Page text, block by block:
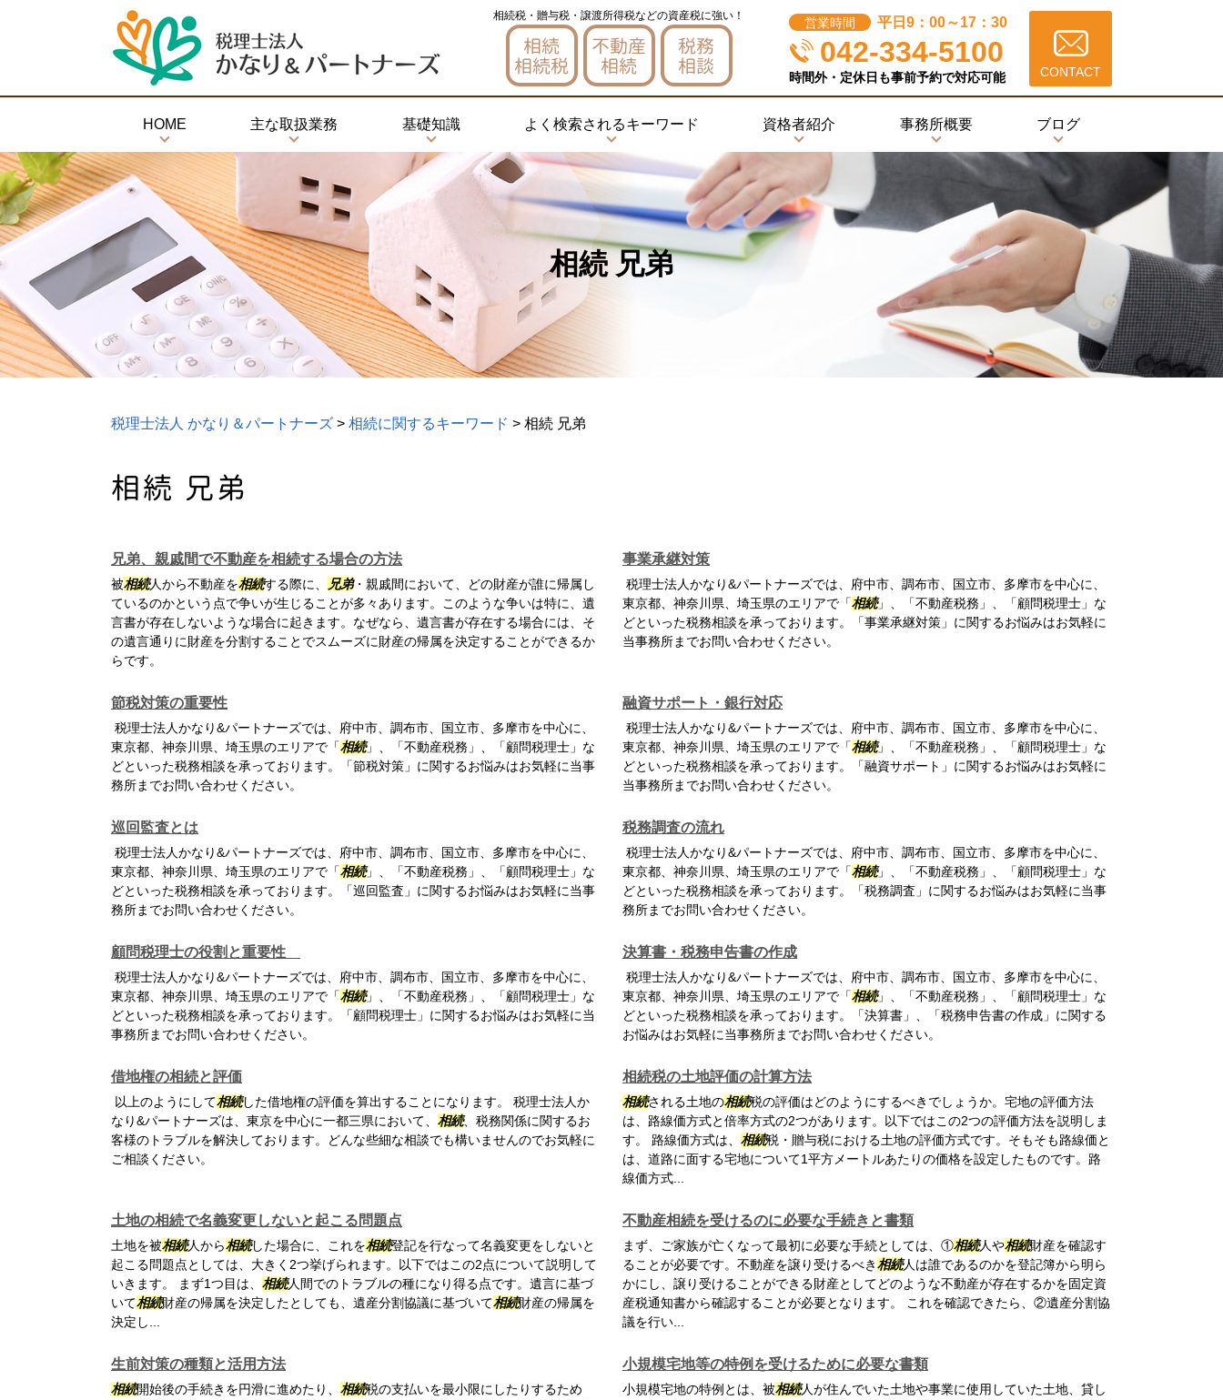
相続 兄弟
相続税・贈与税・譲渡所得税などの資産税に強い！
相続
相続税
不動産
相続
税務
相談
営業時間 平日9：00～17：30
042-334-5100
時間外・定休日も事前予約で対応可能 CONTACT
HOME 主な取扱業務 基礎知識 よく検索されるキーワード 資格者紹介 事務所概要 ブログ
税理士法人 かなり＆パートナーズ > 相続に関するキーワード > 相続 兄弟
相続 兄弟
兄弟、親戚間で不動産を相続する場合の方法
被相続人から不動産を相続する際に、 兄弟・親戚間において、どの財産が誰に帰属し
ているのかという点で争いが生じることが多々あります。このような争いは特に、遺
言書が存在しないような場合に起きます。なぜなら、遺言書が存在する場合には、そ
の遺言通りに財産を分割することでスムーズに財産の帰属を決定することができるか
らです。
事業承継対策
税理士法人かなり&パートナーズでは、府中市、調布市、国立市、多摩市を中心に、
東京都、神奈川県、埼玉県のエリアで「相続」、「不動産税務」、「顧問税理士」な
どといった税務相談を承っております。「事業承継対策」に関するお悩みはお気軽に
当事務所までお問い合わせください。
節税対策の重要性
税理士法人かなり&パートナーズでは、府中市、調布市、国立市、多摩市を中心に、
東京都、神奈川県、埼玉県のエリアで「相続」、「不動産税務」、「顧問税理士」な
どといった税務相談を承っております。「節税対策」に関するお悩みはお気軽に当事
務所までお問い合わせください。
融資サポート・銀行対応
税理士法人かなり&パートナーズでは、府中市、調布市、国立市、多摩市を中心に、
東京都、神奈川県、埼玉県のエリアで「相続」、「不動産税務」、「顧問税理士」な
どといった税務相談を承っております。「融資サポート」に関するお悩みはお気軽に
当事務所までお問い合わせください。
巡回監査とは
税理士法人かなり&パートナーズでは、府中市、調布市、国立市、多摩市を中心に、
東京都、神奈川県、埼玉県のエリアで「相続」、「不動産税務」、「顧問税理士」な
どといった税務相談を承っております。「巡回監査」に関するお悩みはお気軽に当事
務所までお問い合わせください。
税務調査の流れ
税理士法人かなり&パートナーズでは、府中市、調布市、国立市、多摩市を中心に、
東京都、神奈川県、埼玉県のエリアで「相続」、「不動産税務」、「顧問税理士」な
どといった税務相談を承っております。「税務調査」に関するお悩みはお気軽に当事
務所までお問い合わせください。
顧問税理士の役割と重要性
税理士法人かなり&パートナーズでは、府中市、調布市、国立市、多摩市を中心に、
東京都、神奈川県、埼玉県のエリアで「相続」、「不動産税務」、「顧問税理士」な
どといった税務相談を承っております。「顧問税理士」に関するお悩みはお気軽に当
事務所までお問い合わせください。
決算書・税務申告書の作成
税理士法人かなり&パートナーズでは、府中市、調布市、国立市、多摩市を中心に、
東京都、神奈川県、埼玉県のエリアで「相続」、「不動産税務」、「顧問税理士」な
どといった税務相談を承っております。「決算書」、「税務申告書の作成」に関する
お悩みはお気軽に当事務所までお問い合わせください。
借地権の相続と評価
以上のようにして相続した借地権の評価を算出することになります。 税理士法人か
なり&パートナーズは、東京を中心に一都三県において、 相続、税務関係に関するお
客様のトラブルを解決しております。どんな些細な相談でも構いませんのでお気軽に
ご相談ください。
相続税の土地評価の計算方法
相続される土地の相続税の評価はどのようにするべきでしょうか。宅地の評価方法
は、路線価方式と倍率方式の2つがあります。以下ではこの2つの評価方法を説明しま
す。 路線価方式は、 相続税・贈与税における土地の評価方式です。そもそも路線価と
は、道路に面する宅地について1平方メートルあたりの価格を設定したものです。路
線価方式...
土地の相続で名義変更しないと起こる問題点
土地を被相続人から相続した場合に、これを相続登記を行なって名義変更をしないと
起こる問題点としては、大きく2つ挙げられます。以下ではこの2点について説明して
いきます。 まず1つ目は、 相続人間でのトラブルの種になり得る点です。遺言に基づ
いて相続財産の帰属を決定したとしても、遺産分割協議に基づいて相続財産の帰属を
決定し...
不動産相続を受けるのに必要な手続きと書類
まず、ご家族が亡くなって最初に必要な手続としては、①相続人や相続財産を確認す
ることが必要です。不動産を譲り受けるべき相続人は誰であるのかを登記簿から明ら
かにし、譲り受けることができる財産としてどのような不動産が存在するかを固定資
産税通知書から確認することが必要となります。 これを確認できたら、②遺産分割協
議を行い...
生前対策の種類と活用方法
相続開始後の手続きを円滑に進めたり、 相続税の支払いを最小限にしたりするため
小規模宅地等の特例を受けるために必要な書類
小規模宅地の特例とは、被相続人が住んでいた土地や事業に使用していた土地、貸し